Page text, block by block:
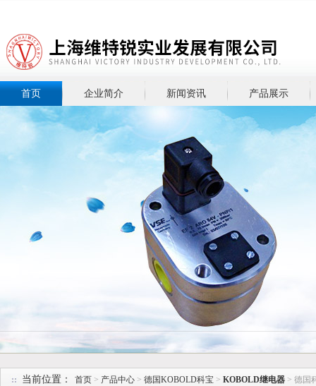
上海维特锐实业发展有限公司
首页 企业简介 新闻资讯 产品展示
当前位置： 首页 > 产品中心 > 德国KOBOLD科宝 > KOBOLD继电器 > 德国